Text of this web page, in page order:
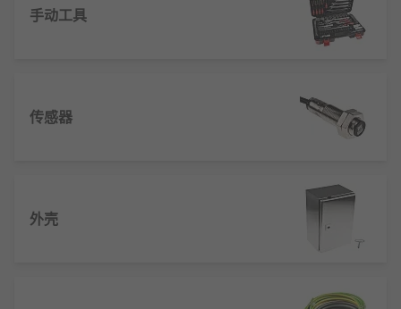
手动工具
传感器
外壳